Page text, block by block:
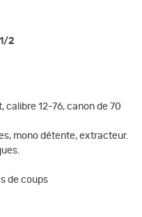
2
calibre 12-76, canon de 70
mono détente, extracteur.
de coups